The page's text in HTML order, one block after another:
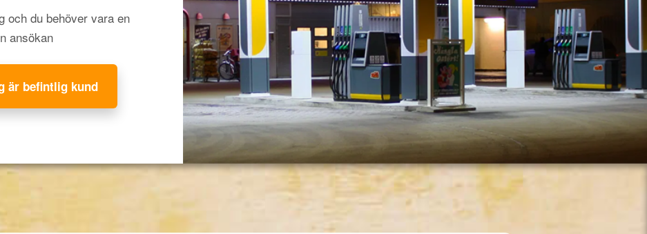
och du behöver vara en
ansökan
är befintlig kund